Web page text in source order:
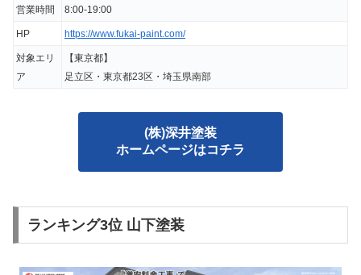
営業時間 8:00-19:00
HP https://www.fukai-paint.com/
対象エリ
ア
【東京都】
足立区・東京都23区・埼玉県南部
(株)深井塗装
ホームページはコチラ
ランキング3位 山下塗装